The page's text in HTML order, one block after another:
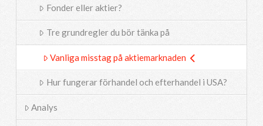
Fonder eller aktier?
Tre grundregler du bör tänka på
Vanliga misstag på aktiemarknaden
Hur fungerar förhandel och efterhandel i USA?
Analys